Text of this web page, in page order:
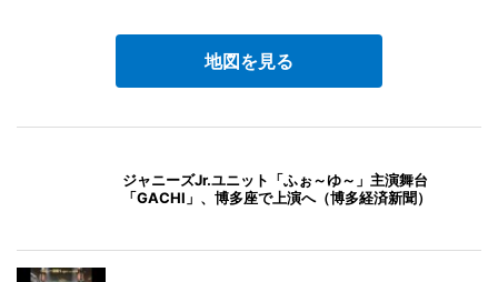
地図を見る
ジャニーズJr.ユニット「ふぉ～ゆ～」主演舞台
「GACHI」、博多座で上演へ（博多経済新聞）